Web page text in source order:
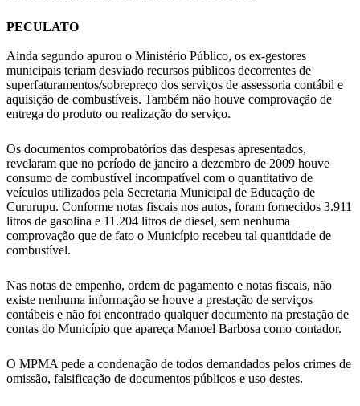
PECULATO
Ainda segundo apurou o Ministério Público, os ex-gestores
municipais teriam desviado recursos públicos decorrentes de
superfaturamentos/sobrepreço dos serviços de assessoria contábil e
aquisição de combustíveis. Também não houve comprovação de
entrega do produto ou realização do serviço.
Os documentos comprobatórios das despesas apresentados,
revelaram que no período de janeiro a dezembro de 2009 houve
consumo de combustível incompatível com o quantitativo de
veículos utilizados pela Secretaria Municipal de Educação de
Cururupu. Conforme notas fiscais nos autos, foram fornecidos 3.911
litros de gasolina e 11.204 litros de diesel, sem nenhuma
comprovação que de fato o Município recebeu tal quantidade de
combustível.
Nas notas de empenho, ordem de pagamento e notas fiscais, não
existe nenhuma informação se houve a prestação de serviços
contábeis e não foi encontrado qualquer documento na prestação de
contas do Município que apareça Manoel Barbosa como contador.
O MPMA pede a condenação de todos demandados pelos crimes de
omissão, falsificação de documentos públicos e uso destes.